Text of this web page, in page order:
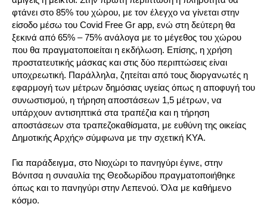
φτάνει στο 85% του χώρου, με τον έλεγχο να γίνεται στην
είσοδο μέσω του Covid Free Gr app, ενώ στη δεύτερη θα
ξεκινά από 65% – 75% ανάλογα με το μέγεθος του χώρου
που θα πραγματοποιείται η εκδήλωση. Επίσης, η χρήση
προστατευτικής μάσκας και στις δύο περιπτώσεις είναι
υποχρεωτική. Παράλληλα, ζητείται από τους διοργανωτές η
εφαρμογή των μέτρων δημόσιας υγείας όπως η αποφυγή του
συνωστισμού, η τήρηση αποστάσεων 1,5 μέτρων, να
υπάρχουν αντισηπτικά στα τραπέζια και η τήρηση
αποστάσεων στα τραπεζοκαθίσματα, με ευθύνη της οικείας
Δημοτικής Αρχής» σύμφωνα με την σχετική ΚΥΑ.
Για παράδειγμα, στο Νιοχώρι το πανηγύρι έγινε, στην
Βόνιτσα η συναυλία της Θεοδωρίδου πραγματοποιήθηκε
όπως και το πανηγύρι στην Λεπενού. Όλα με καθήμενο
κόσμο.